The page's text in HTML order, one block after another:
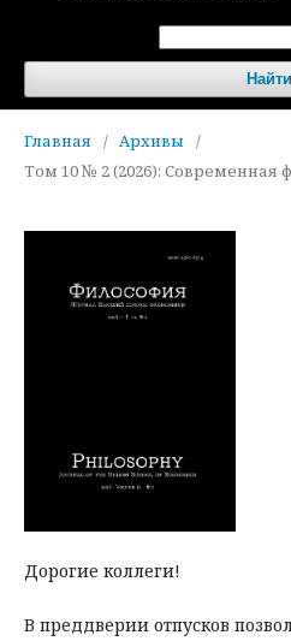
Найти
Главная / Архивы
/
Том 10 № 2 (2026): Современная
Дорогие коллеги!
В преддверии отпусков